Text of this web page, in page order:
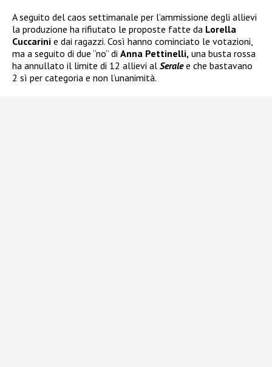
A seguito del caos settimanale per l’ammissione degli allievi
la produzione ha rifiutato le proposte fatte da Lorella
Cuccarini e dai ragazzi. Così hanno cominciato le votazioni,
ma a seguito di due “no” di Anna Pettinelli, una busta rossa
ha annullato il limite di 12 allievi al Seralee che bastavano
2 sì per categoria e non l’unanimità.